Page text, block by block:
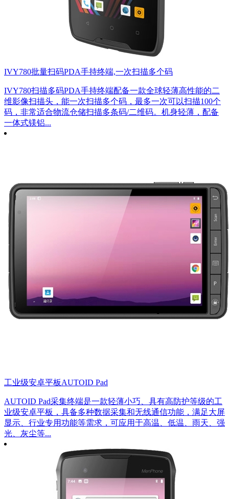
IVY780批量扫码PDA手持终端,一次扫描多个码
IVY780扫描多码PDA手持终端配备一款全球轻薄高性能的二
维影像扫描头，能一次扫描多个码，最多一次可以扫描100个
码，非常适合物流仓储扫描多条码/二维码。机身轻薄，配备
一体式镁铝...
工业级安卓平板AUTOID Pad
AUTOID Pad采集终端是一款轻薄小巧、具有高防护等级的工
业级安卓平板，具备多种数据采集和无线通信功能，满足大屏
显示、行业专用功能等需求，可应用于高温、低温、雨天、强
光、灰尘等...